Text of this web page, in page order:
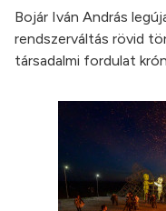
Bojár Iván András
rendszerváltás rövid
társadalmi fordulat